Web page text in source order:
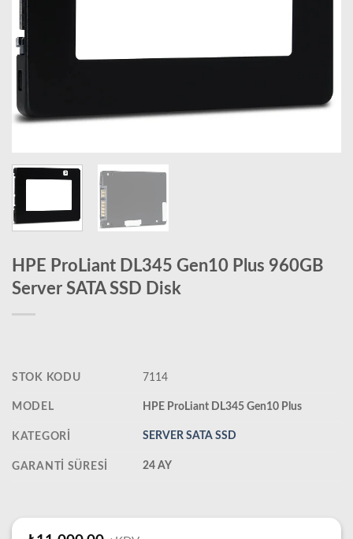
HPE ProLiant DL345 Gen10 Plus 960GB
Server SATA SSD Disk
STOK KODU 7114
MODEL HPE ProLiant DL345 Gen10 Plus
KATEGORI SERVER SATA SSD
GARANTI SÜRESI 24 AY